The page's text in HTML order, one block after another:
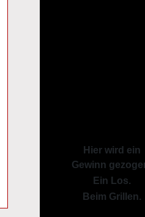
Hier wird ein
Gewinn
Ein Los.
Beim Grillen.